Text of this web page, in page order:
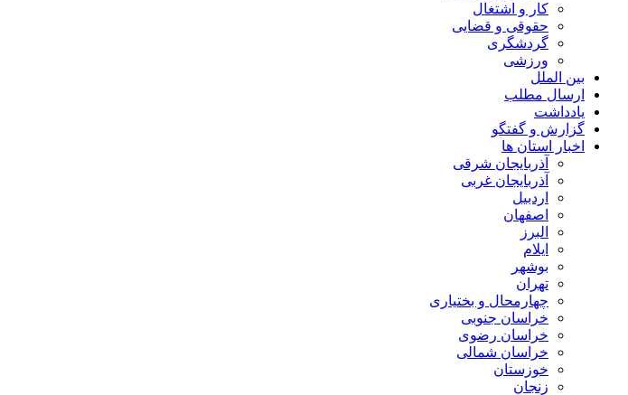
کار و اشتغال
حقوقی و قضایی
گردشگری
ورزشی
بین الملل
ارسال مطلب
یادداشت
گزارش و گفتگو
اخبار استان ها
آذربایجان شرقی
آذربایجان غربی
اردبیل
اصفهان
البرز
ایلام
بوشهر
تهران
چهارمحال و بختیاری
خراسان جنوبی
خراسان رضوی
خراسان شمالی
خوزستان
زنجان